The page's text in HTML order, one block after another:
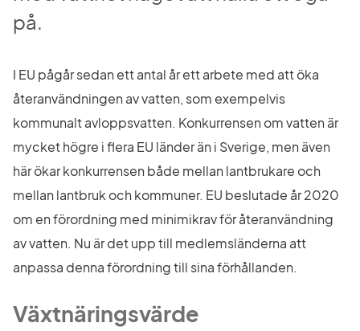
på.
I EU pågår sedan ett antal år ett arbete med att öka
återanvändningen av vatten, som exempelvis
kommunalt avloppsvatten. Konkurrensen om vatten är
mycket högre i flera EU länder än i Sverige, men även
här ökar konkurrensen både mellan lantbrukare och
mellan lantbruk och kommuner. EU beslutade år 2020
om en förordning med minimikrav för återanvändning
av vatten. Nu är det upp till medlemsländerna att
anpassa denna förordning till sina förhållanden.
Växtnäringsvärde